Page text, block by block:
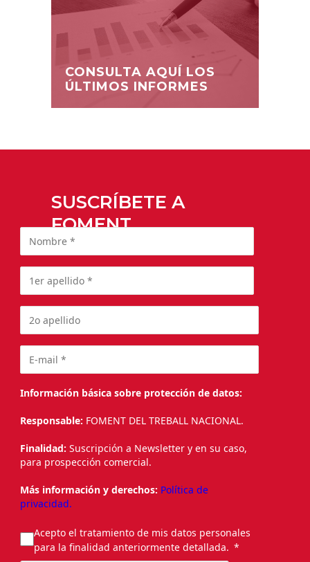
CONSULTA AQUÍ LOS
ÚLTIMOS INFORMES
SUSCRÍBETE A
FOMENT
Información básica sobre protección de datos:
Responsable: FOMENT DEL TREBALL NACIONAL.
Finalidad: Suscripción a Newsletter y en su caso,
para prospección comercial.
Más información y derechos: Política de
privacidad.
Acepto el tratamiento de mis datos personales
para la finalidad anteriormente detallada.